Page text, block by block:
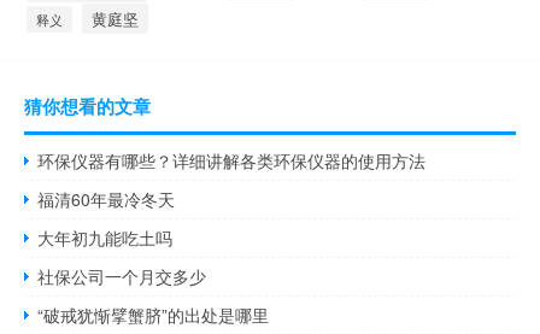
释义 黄庭坚
猜你想看的文章
环保仪器有哪些？详细讲解各类环保仪器的使用方法
福清60年最冷冬天
大年初九能吃土吗
社保公司一个月交多少
“破戒犹惭擘蟹脐”的出处是哪里